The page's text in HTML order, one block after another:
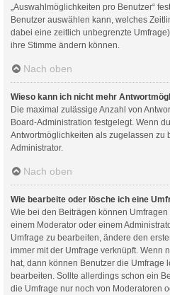
„Auswahlmöglichkeiten pro Benutzer“
Benutzer auswählen kann, welches
dabei eine zeitlich unbegrenzte
ihre Stimme ändern können.
Nach oben
Wieso kann ich nicht mehr
Die maximal zulässige Anzahl von
Board-Administration festgelegt. Wenn
Antwortmöglichkeiten als zugelassen zu
Administrator.
Nach oben
Wie bearbeite oder lösche ich eine
Wie bei den Beiträgen können
einem Moderator oder einem
Umfrage zu bearbeiten, ändere den
immer mit der Umfrage verknüpft. Wenn
hat, dann können Benutzer die Umfrage
bearbeiten. Sollte allerdings schon ein
die Umfrage nur noch von Moderatoren